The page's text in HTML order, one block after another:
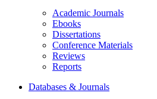
Academic Journals
Ebooks
Dissertations
Conference Materials
Reviews
Reports
Databases & Journals